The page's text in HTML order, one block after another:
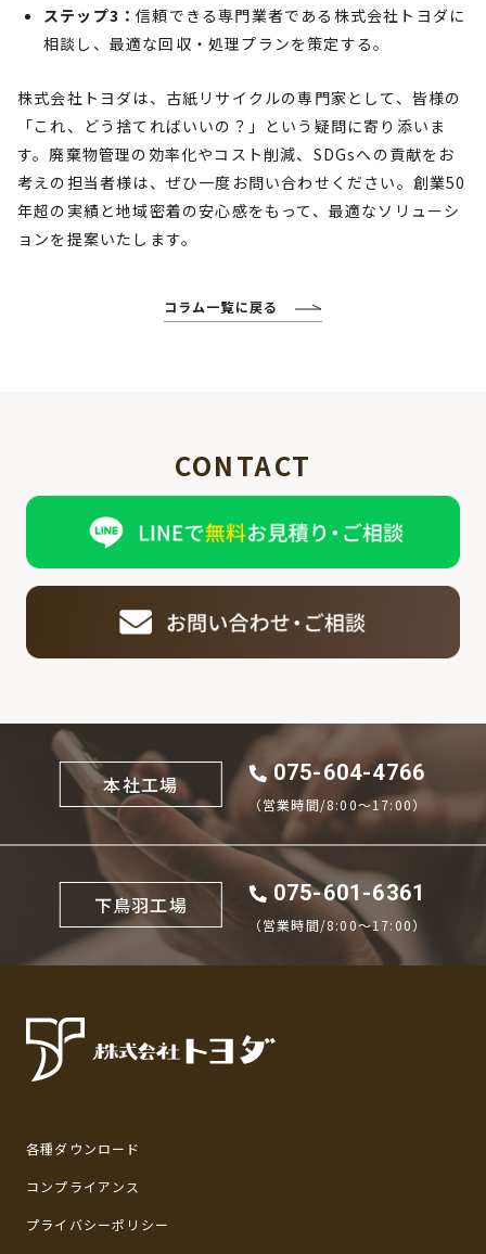
ステップ3：信頼できる専門業者である株式会社トヨダに
相談し、最適な回収・処理プランを策定する。
株式会社トヨダは、古紙リサイクルの専門家として、皆様の
「これ、どう捨てればいいの？」という疑問に寄り添いま
す。廃棄物管理の効率化やコスト削減、SDGsへの貢献をお
考えの担当者様は、ぜひ一度お問い合わせください。創業50
年超の実績と地域密着の安心感をもって、最適なソリューシ
ョンを提案いたします。
コラム一覧に戻る
CONTACT
本社工場 075-604-4766
（営業時間/8:00〜17:00）
下鳥羽工場 075-601-6361
（営業時間/8:00〜17:00）
各種ダウンロード
コンプライアンス
プライバシーポリシー